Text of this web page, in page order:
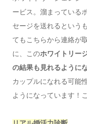
ービス。溜まっている
セージを送れるという
てもこちらから連絡が
に、このホワイトリー
の結果も見れるように
カップルになれる可能
ようになっています！